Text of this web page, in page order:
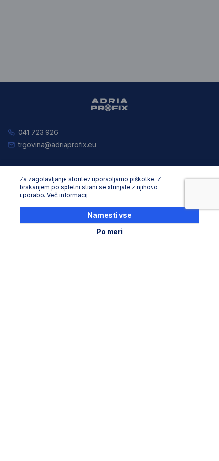
Za zagotavljanje storitev uporabljamo piškotke. Z
brskanjem po spletni strani se strinjate z njihovo
uporabo. Več informacij.
Po meri
Namesti vse
041 723 926
trgovina@adriaprofix.eu
Splošne informacije
O nas
Splošni pogoji poslovanja
Varovanje podatkov in zasebnost